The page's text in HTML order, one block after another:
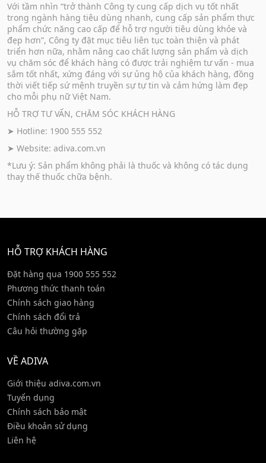
Với tầm nhìn “trở thành Công ty cung cấp dịch vụ tốt nhất
trong ngành hàng tiêu dùng nhanh, cung cấp sản phẩm thực
phẩm chức năng cao cấp để hỗ trợ người tiêu dùng khỏe và
đẹp hơn”, Công ty đặt mục tiêu liên tục toàn thiện và phát
triển hơn nữa, nhằm nâng cao chất lượng sản phẩm và dịch
vụ chăm sóc để khách hàng có được trải nghiệm tư vấn - mua
sắm tốt nhất, xứng đáng với sự ủng hộ của khách hàng, đồng
thời viết tiếp sứ mệnh truyền sự tự tin và cảm hứng làm đẹp
cho mỗi phụ nữ Việt Nam.
HỖ TRỢ TƯ VẤN, CHĂM SÓC KHÁCH HÀNG
➤ Hotline: 1900 555 552
➤ Website: adiva.com.vn
*Lưu ý: Sản phẩm không phải là thuốc và không có tác dụng
thay thế thuốc chữa bệnh.
HỖ TRỢ KHÁCH HÀNG
Đặt hàng qua 1900 555 552
Phương thức thanh toán
Chính sách giao hàng
Chính sách đổi trả
Câu hỏi thường gặp
VỀ ADIVA
Giới thiệu adiva.com.vn
Tuyển dụng
Chính sách bảo mật
Điều khoản sử dụng
Liên hệ